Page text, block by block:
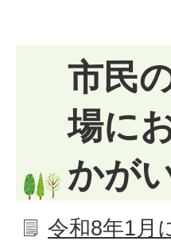
市民
場に
かが
令和8年1月